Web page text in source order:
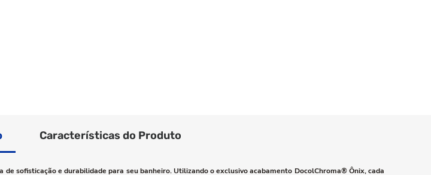
Características do Produto
sofisticação e durabilidade para seu banheiro. Utilizando o exclusivo acabamento DocolChroma® Ônix, cada